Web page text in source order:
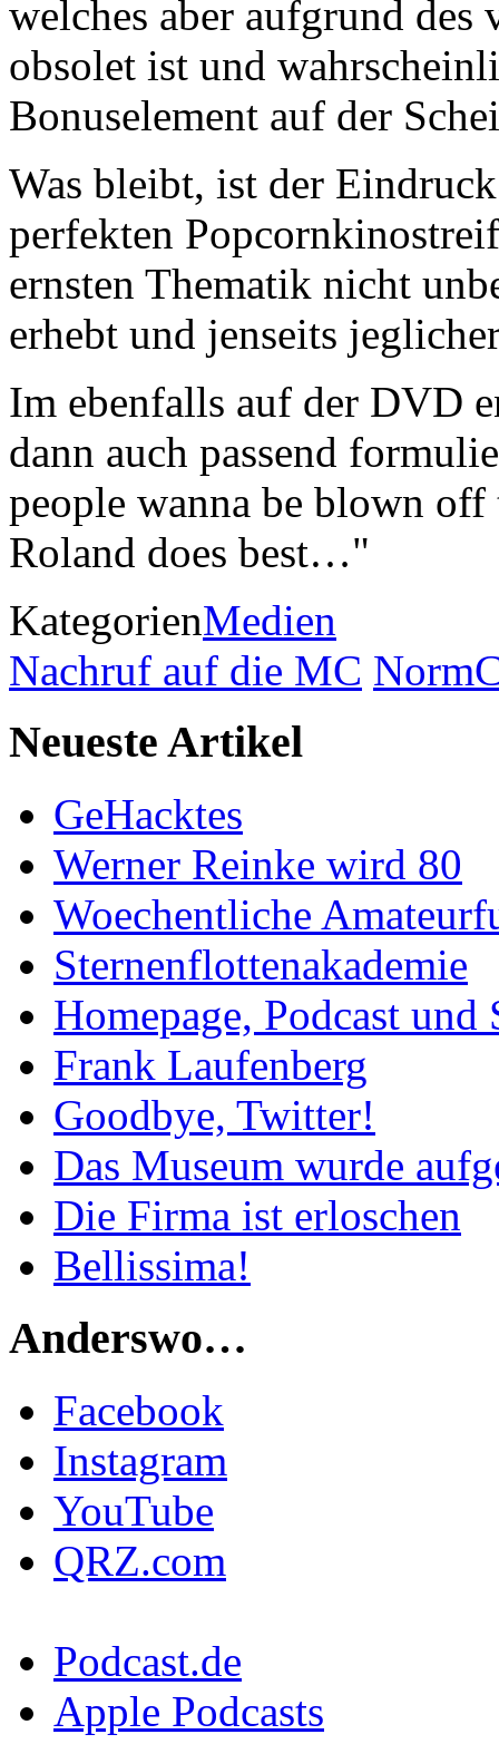
welches aber aufgrund
obsolet ist und
Bonuselement auf der
Was bleibt, ist der
perfekten
ernsten Thematik nicht
erhebt und jenseits
Im ebenfalls auf der DVD
dann auch passend
people wanna be blown off
Roland does best…"
KategorienMedien
Nachruf auf die MC
Neueste Artikel
GeHacktes
Werner Reinke wird 80
Woechentliche
Sternenflottenakademie
Homepage, Podcast
Frank Laufenberg
Goodbye, Twitter!
Das Museum wurde
Die Firma ist erloschen
Bellissima!
Anderswo…
Facebook
Instagram
YouTube
QRZ.com
Podcast.de
Apple Podcasts